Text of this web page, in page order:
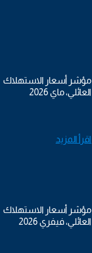
مؤشر أسعار الاستهلاك
العائلي، ماي 2026
اقرأ المزيد
مؤشر أسعار الاستهلاك
العائلي، فيفري 2026